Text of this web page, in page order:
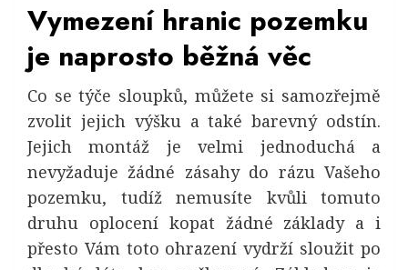
Vymezení hranic pozemku
je naprosto běžná věc
Co se týče sloupků, můžete si samozřejmě
zvolit jejich výšku a také barevný odstín.
Jejich montáž je velmi jednoduchá a
nevyžaduje žádné zásahy do rázu Vašeho
pozemku, tudíž nemusíte kvůli tomuto
druhu oplocení kopat žádné základy a i
přesto Vám toto ohrazení vydrží sloužit po